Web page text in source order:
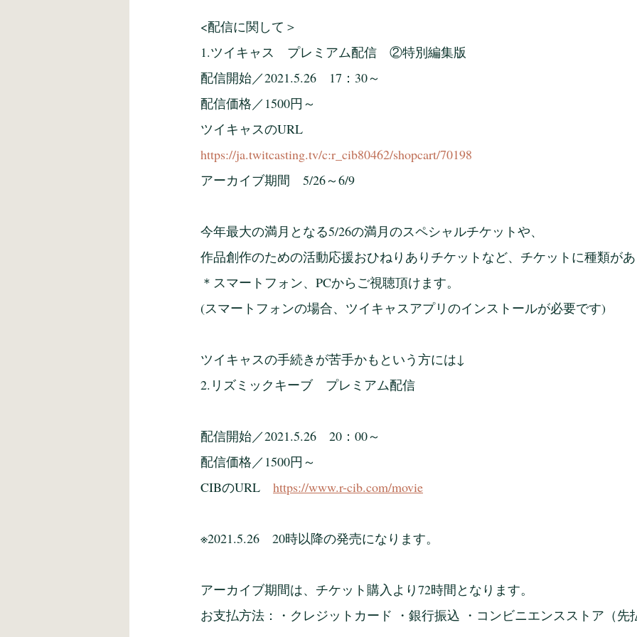
<配信に関して＞
1.ツイキャス　プレミアム配信　②特別編集版
配信開始／2021.5.26　17：30～
配信価格／1500円～
ツイキャスのURL
https://ja.twitcasting.tv/c:r_cib80462/shopcart/70198
アーカイブ期間　5/26～6/9
今年最大の満月となる5/26の満月のスペシャルチケットや、
作品創作のための活動応援おひねりありチケットなど、チケットに種類が
＊スマートフォン、PCからご視聴頂けます。
(スマートフォンの場合、ツイキャスアプリのインストールが必要です)
ツイキャスの手続きが苦手かもという方には↓
2.リズミックキーブ　プレミアム配信
配信開始／2021.5.26　20：00～
配信価格／1500円～
CIBのURL https://www.r-cib.com/movie
※2021.5.26　20時以降の発売になります。
アーカイブ期間は、チケット購入より72時間となります。
お支払方法：・クレジットカード ・銀行振込 ・コンビニエンスストア（先